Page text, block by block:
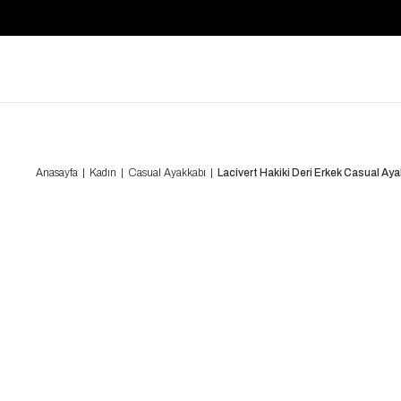
Anasayfa Kadın Casual Ayakkabı Lacivert Hakiki Deri Erkek Casual